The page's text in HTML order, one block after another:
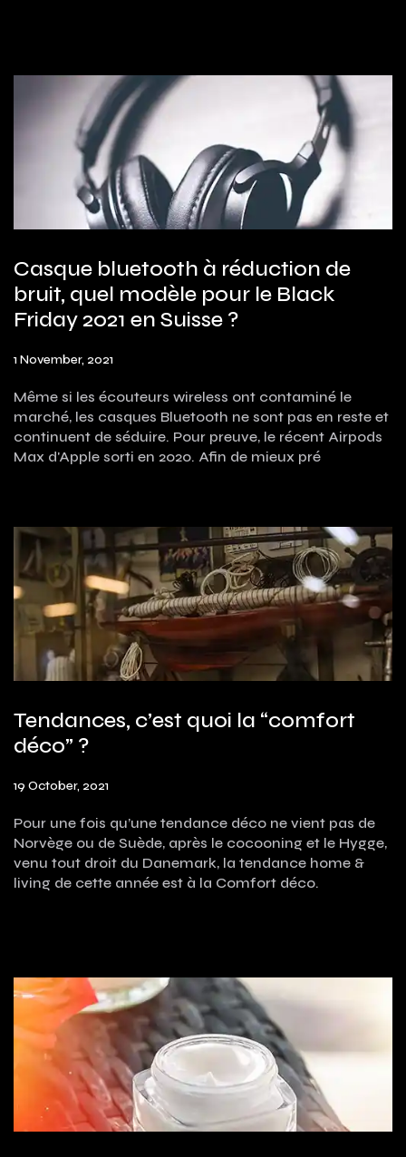
Casque bluetooth à réduction de
bruit, quel modèle pour le Black
Friday 2021 en Suisse ?
1 November, 2021
Même si les écouteurs wireless ont contaminé le
marché, les casques Bluetooth ne sont pas en reste et
continuent de séduire. Pour preuve, le récent Airpods
Max d'Apple sorti en 2020. Afin de mieux pré
Tendances, c’est quoi la “comfort
déco” ?
19 October, 2021
Pour une fois qu’une tendance déco ne vient pas de
Norvège ou de Suède, après le cocooning et le Hygge,
venu tout droit du Danemark, la tendance home &
living de cette année est à la Comfort déco.